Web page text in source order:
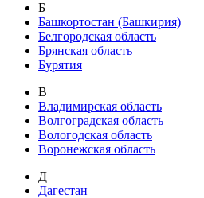
Б
Башкортостан (Башкирия)
Белгородская область
Брянская область
Бурятия
В
Владимирская область
Волгоградская область
Вологодская область
Воронежская область
Д
Дагестан